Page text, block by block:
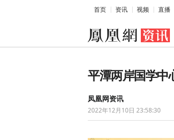
首页 资讯 视频 直播
平潭两岸国学中
凤凰网资讯
2022年12月10日 23:58:30